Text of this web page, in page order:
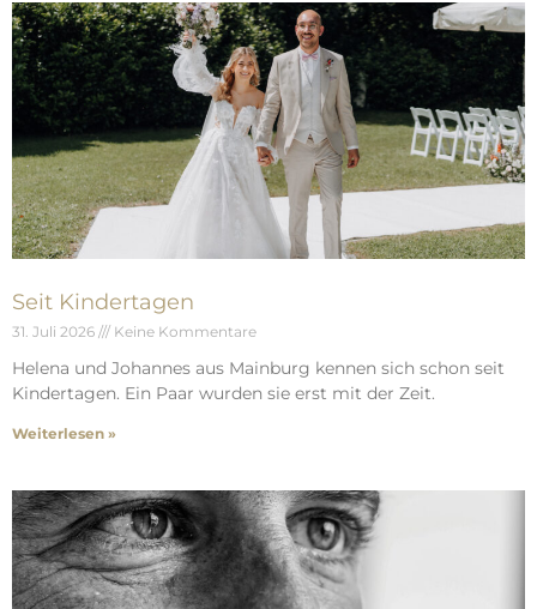
Seit Kindertagen
31. Juli 2026 Keine Kommentare
Helena und Johannes aus Mainburg kennen sich schon seit
Kindertagen. Ein Paar wurden sie erst mit der Zeit.
Weiterlesen »